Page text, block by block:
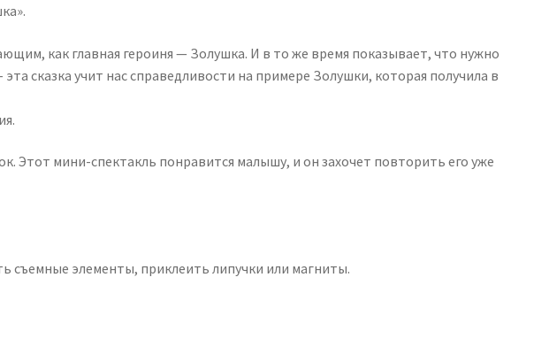
как главная героиня — Золушка. И в то же время показывает, что нужно
сказка учит нас справедливости на примере Золушки, которая получила в
Этот мини-спектакль понравится малышу, и он захочет повторить его уже
съемные элементы, приклеить липучки или магниты.